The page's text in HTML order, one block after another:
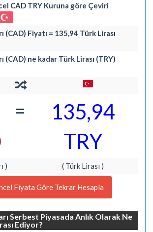
CAD TRY Kuruna göre Çeviri
(CAD) Fiyatı = 135,94 Türk Lirası
(CAD) ne kadar Türk Lirası (TRY)
=
135,94
TRY
) ( Türk Lirası )
Fiyata Göre Tekrar Hesapla
Serbest Piyasada Anlık Olarak Ne
Ediyor?